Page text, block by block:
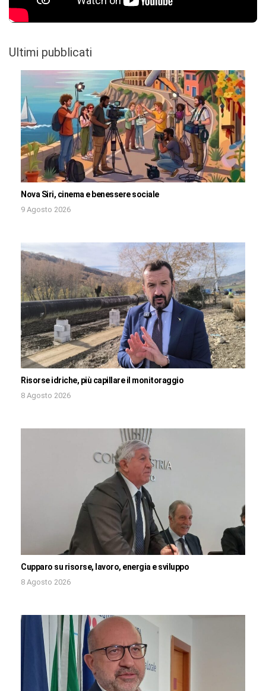
Ultimi pubblicati
Nova Siri, cinema e benessere sociale
9 Agosto 2026
Risorse idriche, più capillare il monitoraggio
8 Agosto 2026
Cupparo su risorse, lavoro, energia e sviluppo
8 Agosto 2026